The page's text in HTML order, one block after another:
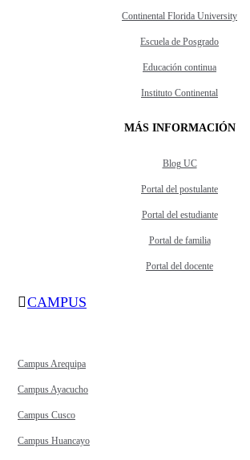
Continental Florida University
Escuela de Posgrado
Educación continua
Instituto Continental
MÁS INFORMACIÓN
Blog UC
Portal del postulante
Portal del estudiante
Portal de familia
Portal del docente
CAMPUS
Campus Arequipa
Campus Ayacucho
Campus Cusco
Campus Huancayo